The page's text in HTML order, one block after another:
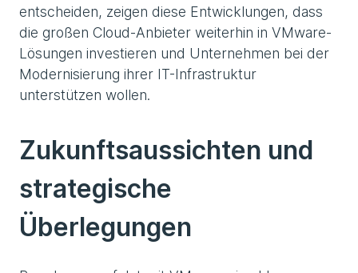
entscheiden, zeigen diese Entwicklungen, dass
die großen Cloud-Anbieter weiterhin in VMware-
Lösungen investieren und Unternehmen bei der
Modernisierung ihrer IT-Infrastruktur
unterstützen wollen.
Zukunftsaussichten und
strategische
Überlegungen